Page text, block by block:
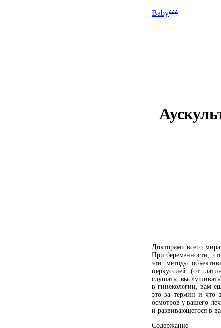
Babyzzz
Докторами всего
При беременности,
эти методы
перкуссией (от
слушать,
в гинекологии, вам
это за термин и что
осмотров у вашего
и развивающегося в
Содержание